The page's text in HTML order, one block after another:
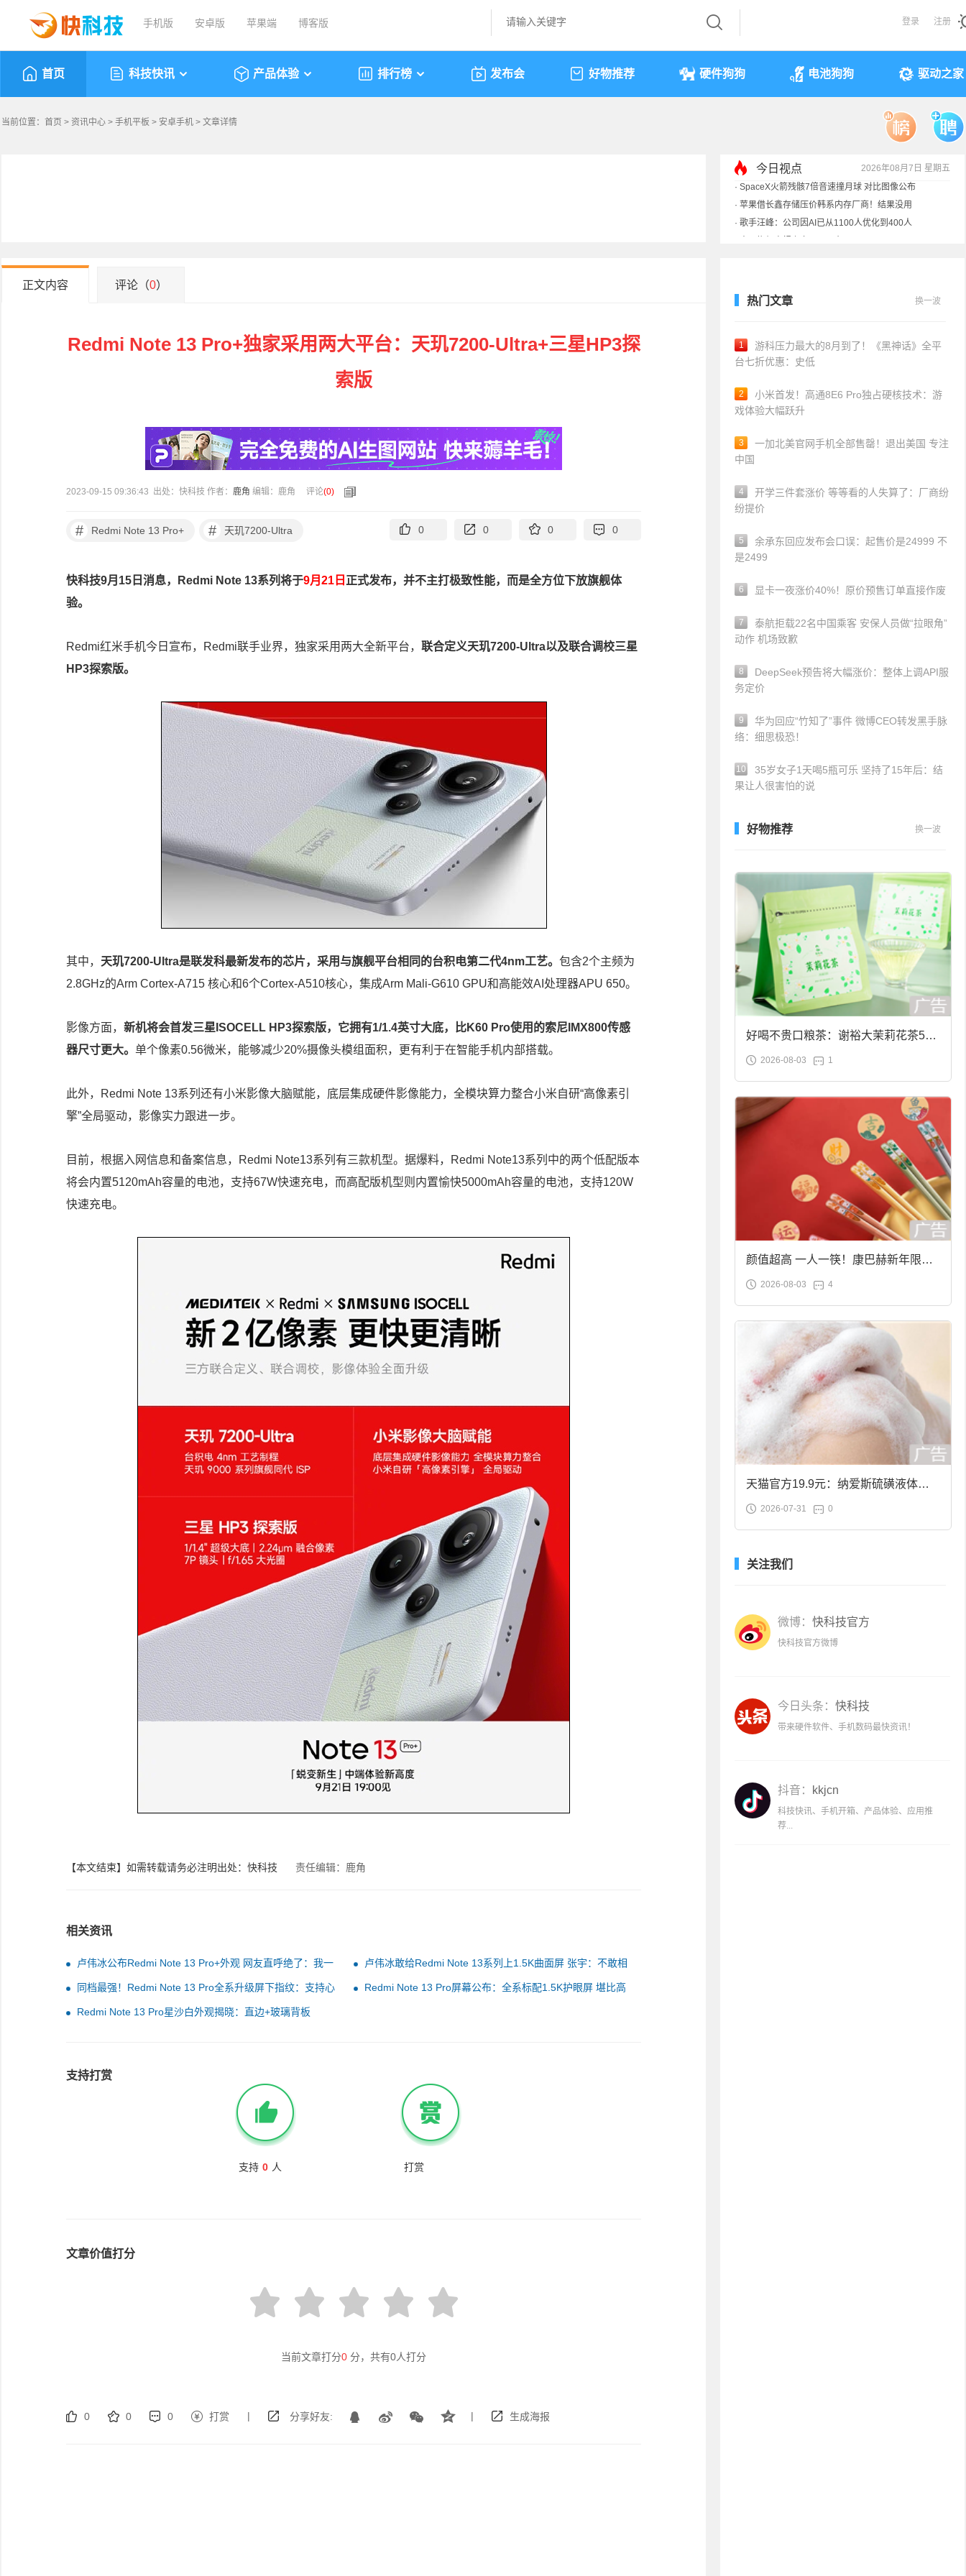
手机版 安卓版 苹果端 博客版 登录 注册
首页 科技快讯 产品体验 排行榜 发布会 好物推荐 硬件狗狗 电池狗狗 驱动之家
当前位置： 首页 > 资讯中心 > 手机平板 > 安卓手机 > 文章详情
今日视点 2026年08月7日 星期五
· 索尼旗舰电视上市：115寸、149999元
· SpaceX火箭残骸7倍音速撞月球 对比图像公布
· 苹果借长鑫存储压价韩系内存厂商！结果没用
正文内容 评论（0）
Redmi Note 13 Pro+独家采用两大平台：天玑7200-Ultra+三星HP3探
索版
2023-09-15 09:36:43 出处：快科技 作者： 鹿角 编辑：鹿角 评论(0)
# Redmi Note 13 Pro+ # 天玑7200-Ultra 0 0 0 0
快科技9月15日消息，Redmi Note 13系列将于9月21日 正式发布，并不主打极致性能，而是全方位下放旗舰体
验。
Redmi红米手机今日宣布，Redmi联手业界，独家采用两大全新平台， 联合定义天玑7200-Ultra以及联合调校三星
HP3探索版。
其中， 天玑7200-Ultra是联发科最新发布的芯片，采用与旗舰平台相同的台积电第二代4nm工艺。 包含2个主频为
2.8GHz的Arm Cortex-A715 核心和6个Cortex-A510核心，集成Arm Mali-G610 GPU和高能效AI处理器APU 650。
影像方面， 新机将会首发三星ISOCELL HP3探索版，它拥有1/1.4英寸大底，比K60 Pro使用的索尼IMX800传感
器尺寸更大。 单个像素0.56微米，能够减少20%摄像头模组面积，更有利于在智能手机内部搭载。
此外，Redmi Note 13系列还有小米影像大脑赋能，底层集成硬件影像能力，全模块算力整合小米自研“高像素引
擎”全局驱动，影像实力跟进一步。
目前，根据入网信息和备案信息，Redmi Note13系列有三款机型。据爆料，Redmi Note13系列中的两个低配版本
将会内置5120mAh容量的电池，支持67W快速充电，而高配版机型则内置愉快5000mAh容量的电池，支持120W
快速充电。
【本文结束】如需转载请务必注明出处：快科技 责任编辑：鹿角
相关资讯
卢伟冰公布Redmi Note 13 Pro+外观 网友直呼绝了：我一
卢伟冰敢给Redmi Note 13系列上1.5K曲面屏 张宇：不敢相
同档最强！Redmi Note 13 Pro全系升级屏下指纹：支持心
Redmi Note 13 Pro屏幕公布：全系标配1.5K护眼屏 堪比高
Redmi Note 13 Pro星沙白外观揭晓：直边+玻璃背板
支持打赏
支持 0 人 打赏
文章价值打分
当前文章打分0 分，共有0人打分
0 0 0 打赏 | 分享好友: | 生成海报
热门文章 换一波
1
游科压力最大的8月到了！《黑神话》全平
台七折优惠：史低
2
小米首发！高通8E6 Pro独占硬核技术：游
戏体验大幅跃升
3
一加北美官网手机全部售罄！退出美国 专注
中国
4
开学三件套涨价 等等看的人失算了：厂商纷
纷提价
5
余承东回应发布会口误：起售价是24999 不
是2499
6 显卡一夜涨价40%！原价预售订单直接作废
7
泰航拒载22名中国乘客 安保人员做“拉眼角”
动作 机场致歉
8
DeepSeek预告将大幅涨价：整体上调API服
务定价
9
华为回应“竹知了”事件 微博CEO转发黑手脉
络：细思极恐！
10
35岁女子1天喝5瓶可乐 坚持了15年后：结
果让人很害怕的说
好物推荐 换一波
好喝不贵口粮茶：谢裕大茉莉花茶50g
袋装9.9元到手
2026-08-03 1
颜值超高 一人一筷！康巴赫新年限定
合金筷子大促：19.9元
2026-08-03 4
天猫官方19.9元：纳爱斯硫磺液体香
皂2斤大促
2026-07-31 0
关注我们
微博： 快科技官方
快科技官方微博
今日头条： 快科技
带来硬件软件、手机数码最快资讯！
抖音： kkjcn
科技快讯、手机开箱、产品体验、应用推
荐...